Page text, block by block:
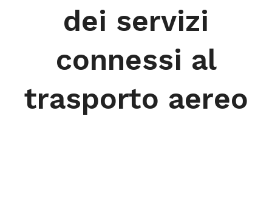
dei servizi
connessi al
trasporto aereo